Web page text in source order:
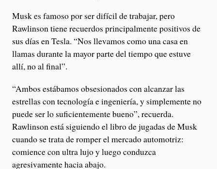
Musk es famoso por ser difícil de trabajar, pero
Rawlinson tiene recuerdos principalmente positivos de
sus días en Tesla. “Nos llevamos como una casa en
llamas durante la mayor parte del tiempo que estuve
allí, no al final”.
“Ambos estábamos obsesionados con alcanzar las
estrellas con tecnología e ingeniería, y simplemente no
puede ser lo suficientemente bueno”, recuerda.
Rawlinson está siguiendo el libro de jugadas de Musk
cuando se trata de romper el mercado automotriz:
comience con ultra lujo y luego conduzca
agresivamente hacia abajo.